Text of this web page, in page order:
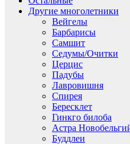
Другие многолетники
Вейгелы
Барбарисы
Самшит
Седумы/Очитки
Церцис
Падубы
Лавровишня
Спирея
Бересклет
Гинкго билоба
Астра
Буддлеи